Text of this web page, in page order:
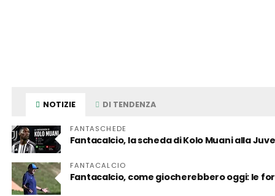
NOTIZIE DI TENDENZA
FANTASCHEDE
Fantacalcio, la scheda di Kolo Muani alla
FANTACALCIO
Fantacalcio, come giocherebbero oggi: le